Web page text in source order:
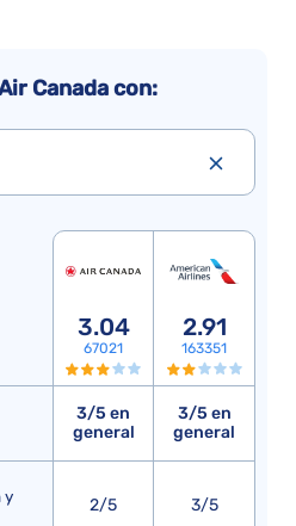
Canada con:
y
3.04
67021
3/5 en
general
2/5
2.91
163351
3/5 en
general
3/5